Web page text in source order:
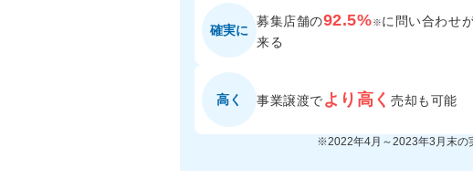
確実に
募集店舗の92.5%※に 問い合わせ
来る
高く 事業譲渡でより高く売却も可能
※2022年4月～2023年3月末の